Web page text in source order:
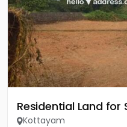
Residential Land
Kottayam